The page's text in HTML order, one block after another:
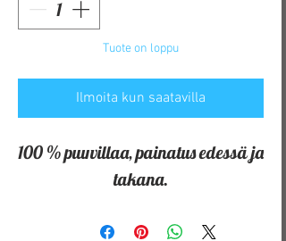
Tuote on loppu
Ilmoita kun saatavilla
100 % puuvillaa, painatus edessä ja
takana.